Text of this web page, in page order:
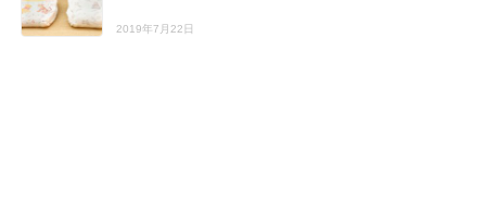
2019年7月22日